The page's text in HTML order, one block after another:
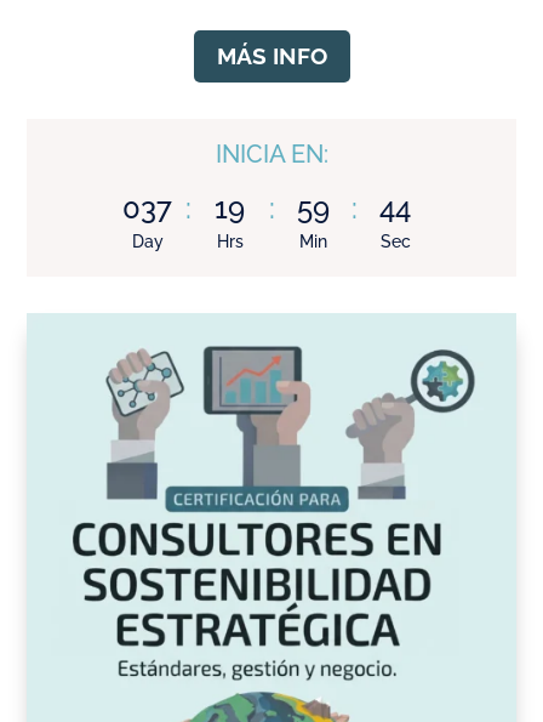
MÁS INFO
INICIA EN:
037
Day
: 19
Hrs
: 59
Min
: 43
Sec